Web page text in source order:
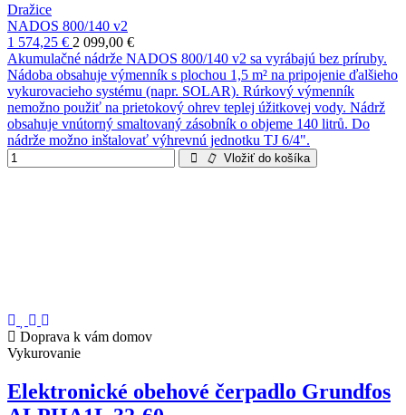
Dražice
NADOS 800/140 v2
1 574,25 € 2 099,00 €
Akumulačné nádrže NADOS 800/140 v2 sa vyrábajú bez príruby.
Nádoba obsahuje výmenník s plochou 1,5 m² na pripojenie ďalšieho
vykurovacieho systému (napr. SOLAR). Rúrkový výmenník
nemožno použiť na prietokový ohrev teplej úžitkovej vody. Nádrž
obsahuje vnútorný smaltovaný zásobník o objeme 140 litrů. Do
nádrže možno inštalovať výhrevnú jednotku TJ 6/4".
Vložiť do košíka
Doprava k vám domov
Vykurovanie
Elektronické obehové čerpadlo Grundfos